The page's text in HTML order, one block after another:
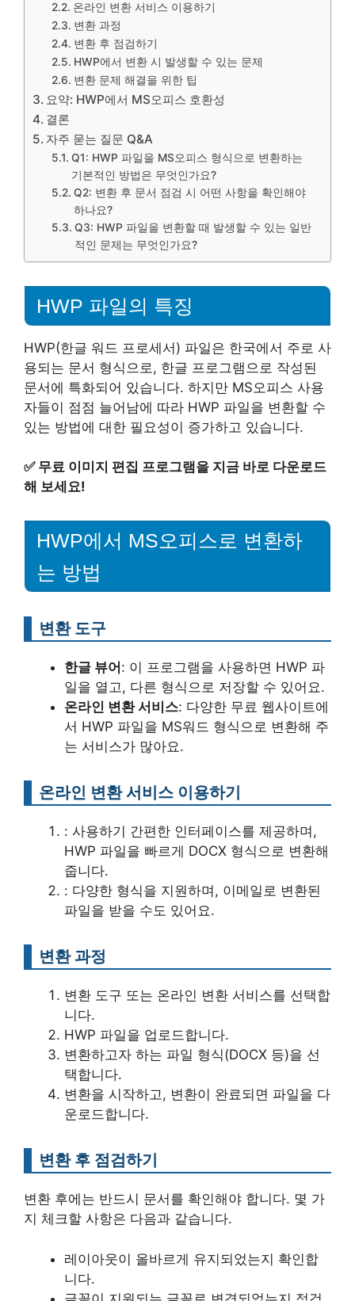
온라인 변환 서비스 이용하기
변환 과정
변환 후 점검하기
HWP에서 변환 시 발생할 수 있는 문제
변환 문제 해결을 위한 팁
요약: HWP에서 MS오피스 호환성
결론
자주 묻는 질문 Q&A
Q1: HWP 파일을 MS오피스 형식으로 변환하는
기본적인 방법은 무엇인가요?
Q2: 변환 후 문서 점검 시 어떤 사항을 확인해야
하나요?
Q3: HWP 파일을 변환할 때 발생할 수 있는 일반
적인 문제는 무엇인가요?
HWP 파일의 특징
HWP(한글 워드 프로세서) 파일은 한국에서 주로 사
용되는 문서 형식으로, 한글 프로그램으로 작성된
문서에 특화되어 있습니다. 하지만 MS오피스 사용
자들이 점점 늘어남에 따라 HWP 파일을 변환할 수
있는 방법에 대한 필요성이 증가하고 있습니다.
✅ 무료 이미지 편집 프로그램을 지금 바로 다운로드
해 보세요!
HWP에서 MS오피스로 변환하
는 방법
변환 도구
한글 뷰어 : 이 프로그램을 사용하면 HWP 파
일을 열고, 다른 형식으로 저장할 수 있어요.
온라인 변환 서비스: 다양한 무료 웹사이트에
서 HWP 파일을 MS워드 형식으로 변환해 주
는 서비스가 많아요.
온라인 변환 서비스 이용하기
: 사용하기 간편한 인터페이스를 제공하며,
HWP 파일을 빠르게 DOCX 형식으로 변환해
줍니다.
: 다양한 형식을 지원하며, 이메일로 변환된
파일을 받을 수도 있어요.
변환 과정
변환 도구 또는 온라인 변환 서비스를 선택합
니다.
HWP 파일을 업로드합니다.
변환하고자 하는 파일 형식(DOCX 등)을 선
택합니다.
변환을 시작하고, 변환이 완료되면 파일을 다
운로드합니다.
변환 후 점검하기
변환 후에는 반드시 문서를 확인해야 합니다. 몇 가
지 체크할 사항은 다음과 같습니다.
레이아웃이 올바르게 유지되었는지 확인합
니다.